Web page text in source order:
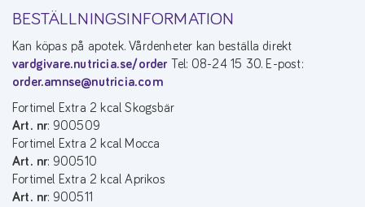
BESTÄLLNINGSINFORMATION
Kan köpas på apotek. Vårdenheter kan beställa direkt
vardgivare.nutricia.se/orderTel: 08-24 15 30. E-post:
order.amnse@nutricia.com
Fortimel Extra 2 kcal Skogsbär
Art. nr: 900509
Fortimel Extra 2 kcal Mocca
Art. nr: 900510
Fortimel Extra 2 kcal Aprikos
Art. nr: 900511